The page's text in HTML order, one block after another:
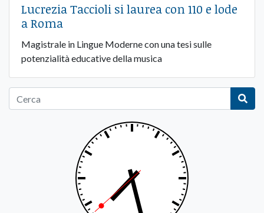
Lucrezia Taccioli si laurea con 110 e lode
a Roma
Magistrale in Lingue Moderne con una tesi sulle
potenzialità educative della musica